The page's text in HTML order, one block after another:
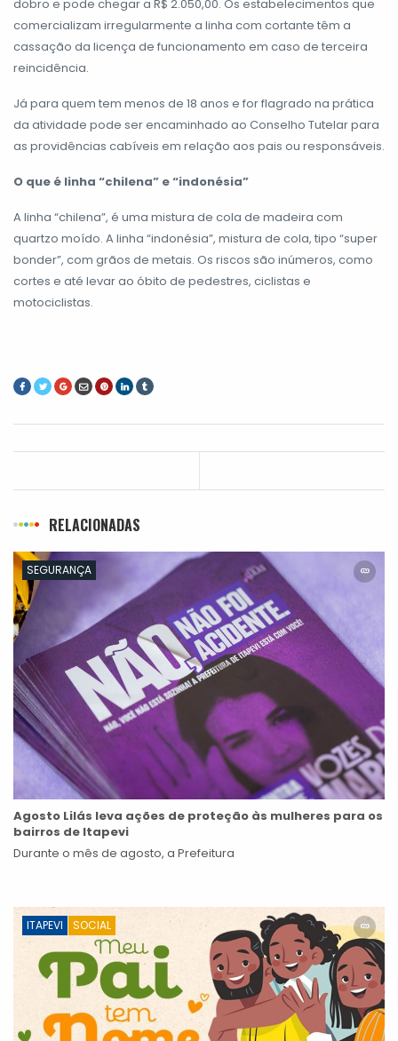
dobro e pode chegar a R$ 2.050,00. Os estabelecimentos que
comercializam irregularmente a linha com cortante têm a
cassação da licença de funcionamento em caso de terceira
reincidência.
Já para quem tem menos de 18 anos e for flagrado na prática
da atividade pode ser encaminhado ao Conselho Tutelar para
as providências cabíveis em relação aos pais ou responsáveis.
O que é linha “chilena” e “indonésia”
A linha “chilena”, é uma mistura de cola de madeira com
quartzo moído. A linha “indonésia”, mistura de cola, tipo “super
bonder”, com grãos de metais. Os riscos são inúmeros, como
cortes e até levar ao óbito de pedestres, ciclistas e
motociclistas.
RELACIONADAS
SEGURANÇA
Agosto Lilás leva ações de proteção às mulheres para os
bairros de Itapevi
Durante o mês de agosto, a Prefeitura
ITAPEVI SOCIAL